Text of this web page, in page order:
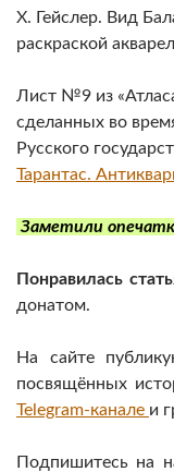
Х. Гейслер. Вид
раскраской
Лист №9 из
сделанных во
Русского
Тарантас.
Заметили
Понравилась
донатом.
На сайте
посвящённых
Telegram-канале и
Подпишитесь на